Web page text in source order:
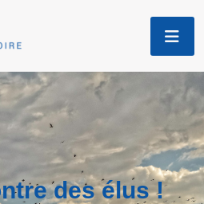
des élus !